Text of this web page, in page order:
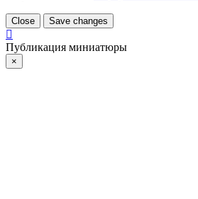
Close Save changes
Публикация миниатюры
×